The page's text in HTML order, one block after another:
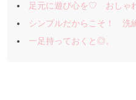
足元に遊び心を♡ おしゃ
シンプルだからこそ！ 洗
一足持っておくと◎。